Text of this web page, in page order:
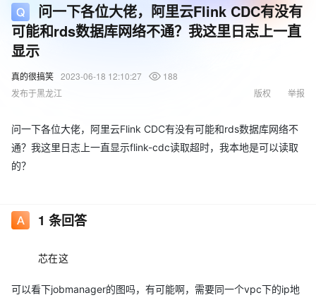
问一下各位大佬，阿里云Flink CDC有没有
可能和rds数据库网络不通？我这里日志上一直
显示
真的很搞笑 2023-06-18 12:10:27
188
发布于黑龙江
举报
版权
问一下各位大佬，阿里云Flink CDC有没有可能和rds数据库网络不
通？我这里日志上一直显示flink-cdc读取超时，我本地是可以读取
的？
1 条回答
芯在这
可以看下jobmanager的图吗，有可能啊，需要同一个vpc下的ip地